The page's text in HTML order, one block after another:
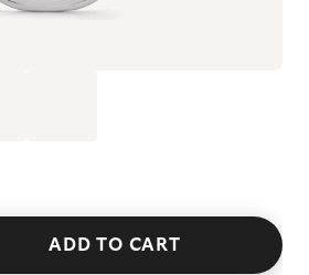
ADD TO CART